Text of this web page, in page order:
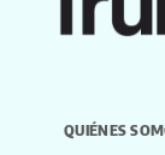
QUIÉNES